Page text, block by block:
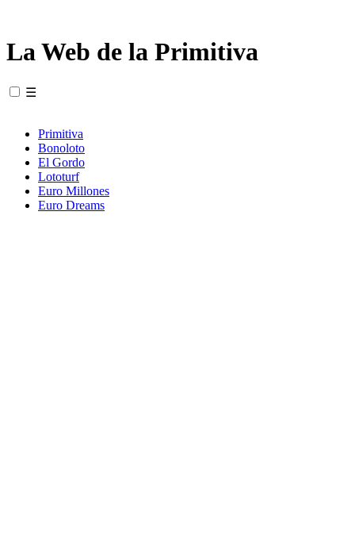
La Web de la Primitiva
☰
Primitiva
Bonoloto
El Gordo
Lototurf
Euro Millones
Euro Dreams